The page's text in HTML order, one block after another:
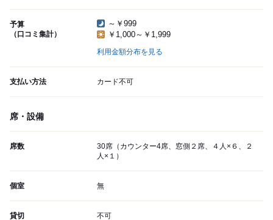
予算
（口コミ集計）
～￥999
￥1,000～￥1,999
利用金額分布を見る
支払い方法 カード不可
席・設備
席数
30席（カウンター4席、窓側２席、４人×６、２
人×１）
個室 無
貸切 不可